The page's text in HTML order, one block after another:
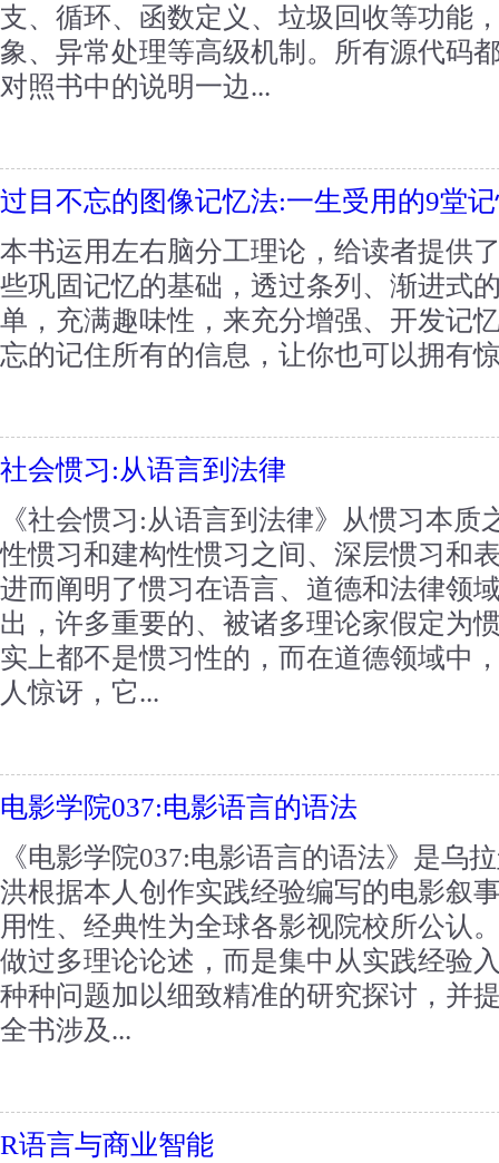
支、循环、函数定义、垃圾回收等功能
象、异常处理等高级机制。所有源代码
对照书中的说明一边...
过目不忘的图像记忆法:一生受用的9堂
本书运用左右脑分工理论，给读者提供
些巩固记忆的基础，透过条列、渐进式
单，充满趣味性，来充分增强、开发记
忘的记住所有的信息，让你也可以拥有
社会惯习:从语言到法律
《社会惯习:从语言到法律》从惯习本
性惯习和建构性惯习之间、深层惯习和
进而阐明了惯习在语言、道德和法律领
出，许多重要的、被诸多理论家假定为
实上都不是惯习性的，而在道德领域中
人惊讶，它...
电影学院037:电影语言的语法
《电影学院037:电影语言的语法》是乌
洪根据本人创作实践经验编写的电影叙
用性、经典性为全球各影视院校所公认
做过多理论论述，而是集中从实践经验
种种问题加以细致精准的研究探讨，并
全书涉及...
R语言与商业智能